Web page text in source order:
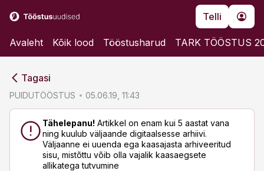
Telli
Avaleht Kõik lood Tööstusharud TARK TÖÖSTUS
Tagasi
PUIDUTÖÖSTUS 05.06.19, 11:43
Tähelepanu! Artikkel on enam kui 5 aastat vana
ning kuulub väljaande digitaalsesse arhiivi.
Väljaanne ei uuenda ega kaasajasta arhiveeritud
sisu, mistõttu võib olla vajalik kaasaegsete
allikatega tutvumine